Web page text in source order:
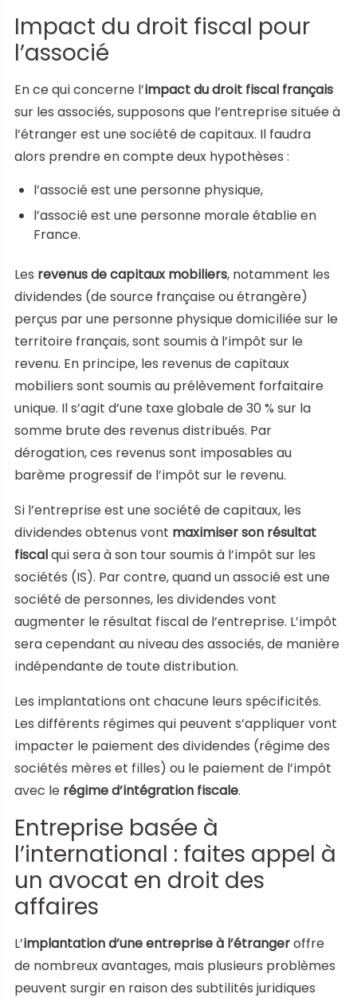
Impact du droit fiscal pour
l’associé
En ce qui concerne l’impact du droit fiscal français
sur les associés, supposons que l’entreprise située à
l’étranger est une société de capitaux. Il faudra
alors prendre en compte deux hypothèses :
l’associé est une personne physique,
l’associé est une personne morale établie en
France.
Les revenus de capitaux mobiliers, notamment les
dividendes (de source française ou étrangère)
perçus par une personne physique domiciliée sur le
territoire français, sont soumis à l’impôt sur le
revenu. En principe, les revenus de capitaux
mobiliers sont soumis au prélèvement forfaitaire
unique. Il s’agit d’une taxe globale de 30 % sur la
somme brute des revenus distribués. Par
dérogation, ces revenus sont imposables au
barème progressif de l’impôt sur le revenu.
Si l’entreprise est une société de capitaux, les
dividendes obtenus vont maximiser son résultat
fiscalqui sera à son tour soumis à l’impôt sur les
sociétés (IS). Par contre, quand un associé est une
société de personnes, les dividendes vont
augmenter le résultat fiscal de l’entreprise. L’impôt
sera cependant au niveau des associés, de manière
indépendante de toute distribution.
Les implantations ont chacune leurs spécificités.
Les différents régimes qui peuvent s’appliquer vont
impacter le paiement des dividendes (régime des
sociétés mères et filles) ou le paiement de l’impôt
avec le régime d’intégration fiscale.
Entreprise basée à
l’international : faites appel à
un avocat en droit des
affaires
L’implantation d’une entreprise à l’étrangeroffre
de nombreux avantages, mais plusieurs problèmes
peuvent surgir en raison des subtilités juridiques